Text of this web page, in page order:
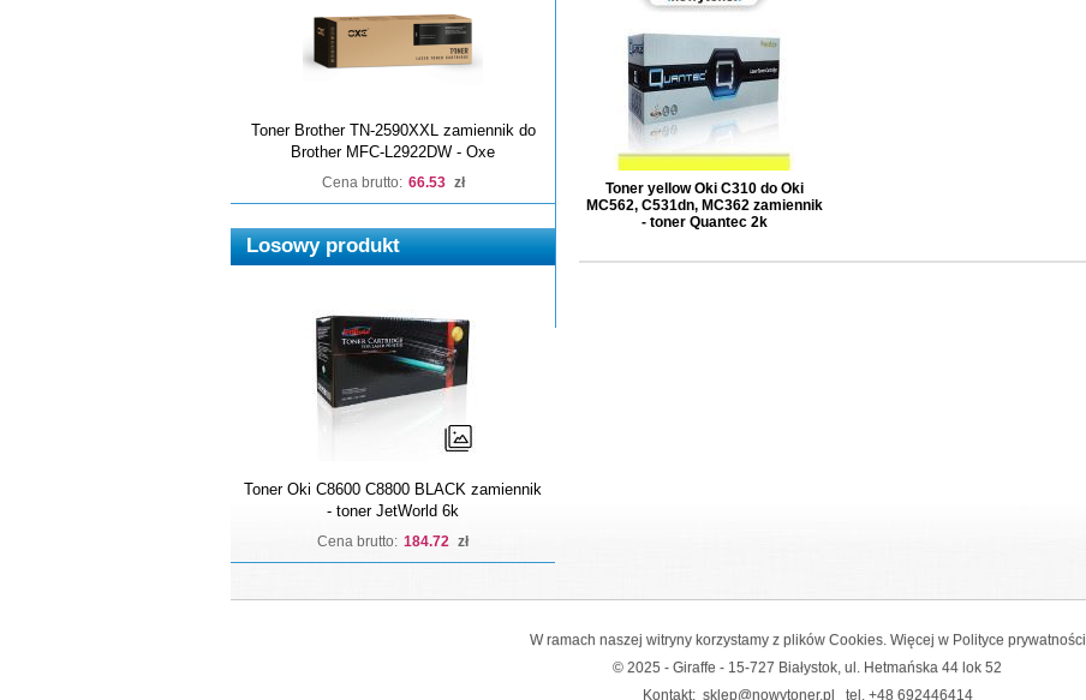
Toner Brother TN-2590XXL zamiennik do
Brother MFC-L2922DW - Oxe
Cena brutto: 66.53 zł
Losowy produkt
Toner Oki C8600 C8800 BLACK zamiennik
- toner JetWorld 6k
Cena brutto: 184.72 zł
Toner yellow Oki C310 do Oki
MC562, C531dn, MC362 zamiennik
- toner Quantec 2k
W ramach naszej witryny korzystamy z plików Cookies. Więcej w Polityce prywatności
© 2025 - Giraffe - 15-727 Białystok, ul. Hetmańska 44 lok 52
Kontakt: sklep@nowytoner.pl tel. +48 692446414